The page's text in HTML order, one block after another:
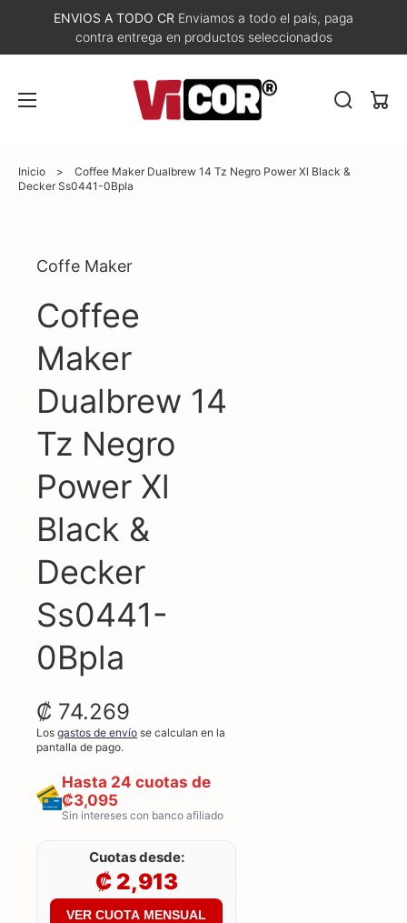
ENVIOS A TODO CR Enviamos a todo el país, paga
contra entrega en productos seleccionados
Inicio >
Coffee Maker Dualbrew 14 Tz Negro Power Xl Black &
Decker Ss0441-0Bpla
elemento
vista
galería
Coffe Maker
Coffee
Maker
Dualbrew 14
Tz Negro
Power Xl
Black &
Decker
Ss0441-
0Bpla
₡ 74.269
Los gastos de envío se calculan en la
pantalla de pago.
Hasta 24 cuotas de
₡3,095
Sin intereses con banco afiliado
Cuotas desde:
₡ 2,913
VER CUOTA MENSUAL